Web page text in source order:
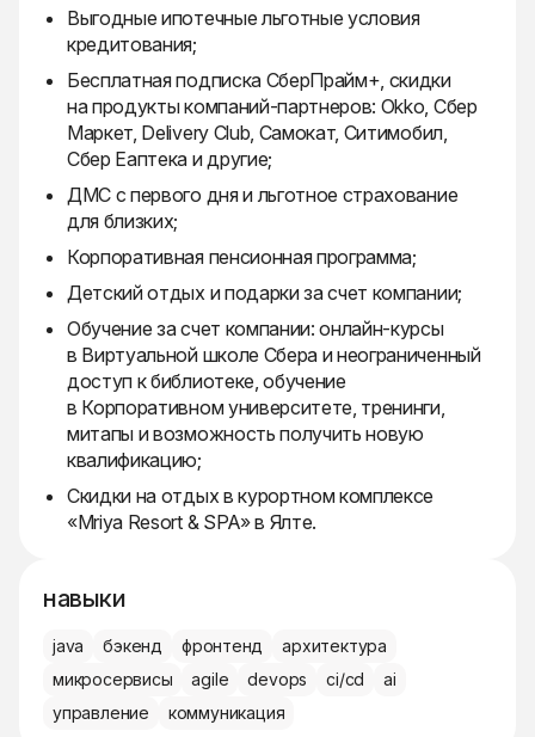
Выгодные ипотечные льготные условия
кредитования;
Бесплатная подписка СберПрайм+, скидки
на продукты компаний-партнеров: Okko, Сбер
Маркет, Delivery Club, Самокат, Ситимобил,
Сбер Еаптека и другие;
ДМС с первого дня и льготное страхование
для близких;
Корпоративная пенсионная программа;
Детский отдых и подарки за счет компании;
Обучение за счет компании: онлайн-курсы
в Виртуальной школе Сбера и неограниченный
доступ к библиотеке, обучение
в Корпоративном университете, тренинги,
митапы и возможность получить новую
квалификацию;
Скидки на отдых в курортном комплексе
«Mriya Resort & SPA» в Ялте.
навыки
java бэкенд фронтенд
архитектура
микросервисы
agile devops ci/cd
ai
управление
коммуникация